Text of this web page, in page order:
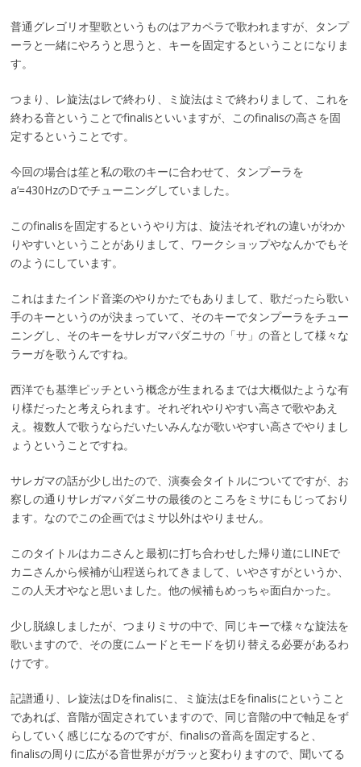
普通グレゴリオ聖歌というものはアカペラで歌われますが、タンプ
ーラと一緒にやろうと思うと、キーを固定するということになりま
す。
つまり、レ旋法はレで終わり、ミ旋法はミで終わりまして、これを
終わる音ということでfinalisといいますが、このfinalisの高さを固
定するということです。
今回の場合は笙と私の歌のキーに合わせて、タンプーラを
a’=430HzのDでチューニングしていました。
このfinalisを固定するというやり方は、旋法それぞれの違いがわか
りやすいということがありまして、ワークショップやなんかでもそ
のようにしています。
これはまたインド音楽のやりかたでもありまして、歌だったら歌い
手のキーというのが決まっていて、そのキーでタンプーラをチュー
ニングし、そのキーをサレガマパダニサの「サ」の音として様々な
ラーガを歌うんですね。
西洋でも基準ピッチという概念が生まれるまでは大概似たような有
り様だったと考えられます。それぞれやりやすい高さで歌やあえ
え。複数人で歌うならだいたいみんなが歌いやすい高さでやりまし
ょうということですね。
サレガマの話が少し出たので、演奏会タイトルについてですが、お
察しの通りサレガマパダニサの最後のところをミサにもじっており
ます。なのでこの企画ではミサ以外はやりません。
このタイトルはカニさんと最初に打ち合わせした帰り道にLINEで
カニさんから候補が山程送られてきまして、いやさすがというか、
この人天才やなと思いました。他の候補もめっちゃ面白かった。
少し脱線しましたが、つまりミサの中で、同じキーで様々な旋法を
歌いますので、その度にムードとモードを切り替える必要があるわ
けです。
記譜通り、レ旋法はDをfinalisに、ミ旋法はEをfinalisにということ
であれば、音階が固定されていますので、同じ音階の中で軸足をず
らしていく感じになるのですが、finalisの音高を固定すると、
finalisの周りに広がる音世界がガラッと変わりますので、聞いてる